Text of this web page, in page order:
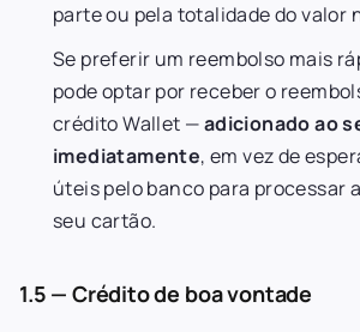
parte ou pela totalidade do valor
Se preferir um reembolso mais
pode optar por receber o
crédito Wallet —adicionado ao
imediatamente, em vez de
úteis pelo banco para processar
seu cartão.
1.5 — Crédito de boa vontade